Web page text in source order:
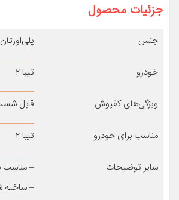
جزئیات محصول
جنس پلی‌اورتان
خودرو تیبا ۲
ویژگی‌های کفپوش قابل
مناسب برای خودرو تیبا ۲
سایر توضیحات
– مناسب
– ساخته